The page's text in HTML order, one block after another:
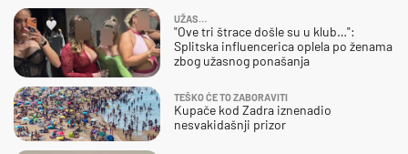
UŽAS…
"Ove tri štrace došle su u klub…":
Splitska influencerica oplela po ženama
zbog užasnog ponašanja
TEŠKO ĆE TO ZABORAVITI
Kupače kod Zadra iznenadio
nesvakidašnji prizor